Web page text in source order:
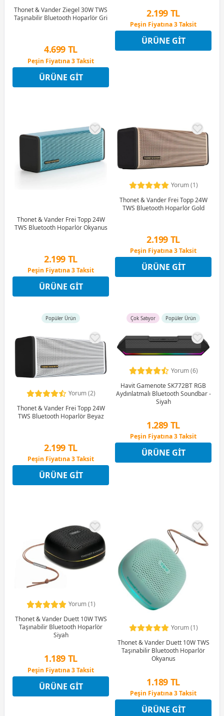
Thonet & Vander Ziegel 30W TWS
Taşınabilir Bluetooth Hoparlör Gri
4.699 TL
Peşin Fiyatına 3 Taksit
4 Ay x 1.305 TL taksitle
Peşin Fiyatına 3 Taksit
ÜRÜNE GIT
2.199 TL
Peşin Fiyatına 3 Taksit
4 Ay x 611 TL taksitle
Peşin Fiyatına 3 Taksit
ÜRÜNE GIT
Thonet & Vander Frei Topp 24W
TWS Bluetooth Hoparlör Okyanus
2.199 TL
Peşin Fiyatına 3 Taksit
4 Ay x 611 TL taksitle
Peşin Fiyatına 3 Taksit
ÜRÜNE GIT
Yorum (1)
Thonet & Vander Frei Topp 24W
TWS Bluetooth Hoparlör Gold
2.199 TL
Peşin Fiyatına 3 Taksit
4 Ay x 611 TL taksitle
Peşin Fiyatına 3 Taksit
ÜRÜNE GIT
Popüler Ürün
Yorum (2)
Thonet & Vander Frei Topp 24W
TWS Bluetooth Hoparlör Beyaz
2.199 TL
Peşin Fiyatına 3 Taksit
4 Ay x 611 TL taksitle
Peşin Fiyatına 3 Taksit
ÜRÜNE GIT
Çok Satıyor Popüler Ürün
Yorum (6)
Havit Gamenote SK772BT RGB
Aydınlatmalı Bluetooth Soundbar -
Siyah
1.289 TL
Peşin Fiyatına 3 Taksit
4 Ay x 358 TL taksitle
Peşin Fiyatına 3 Taksit
ÜRÜNE GIT
Yorum (1)
Thonet & Vander Duett 10W TWS
Taşınabilir Bluetooth Hoparlör
Siyah
1.189 TL
Peşin Fiyatına 3 Taksit
4 Ay x 330 TL taksitle
Peşin Fiyatına 3 Taksit
ÜRÜNE GIT
Yorum (1)
Thonet & Vander Duett 10W TWS
Taşınabilir Bluetooth Hoparlör
Okyanus
1.189 TL
Peşin Fiyatına 3 Taksit
4 Ay x 330 TL taksitle
Peşin Fiyatına 3 Taksit
ÜRÜNE GIT